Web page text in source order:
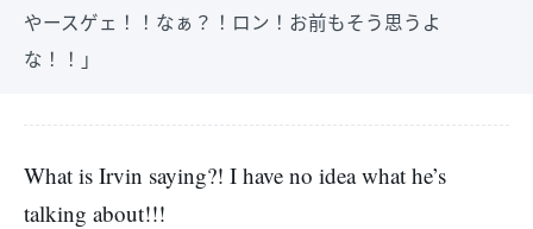
やースゲェ！！なぁ？！ロン！お前もそう思うよ
な！！」
What is Irvin saying?! I have no idea what he’s
talking about!!!